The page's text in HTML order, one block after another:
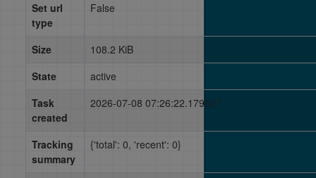
Set url
type
False
Size
108.2 KiB
State
active
Task
created
2026-07-08 07:26:22.179527
Tracking
summary
{'total': 0, 'recent': 0}